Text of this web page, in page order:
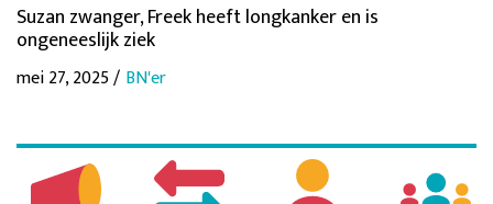
Suzan zwanger, Freek heeft longkanker en is
ongeneeslijk ziek
mei 27, 2025 / BN'er